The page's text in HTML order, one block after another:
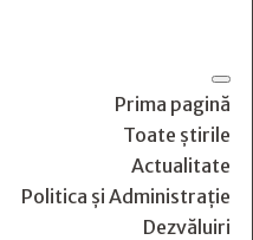
Prima pagină
Toate știrile
Actualitate
Politica și Administrație
Dezvăluiri